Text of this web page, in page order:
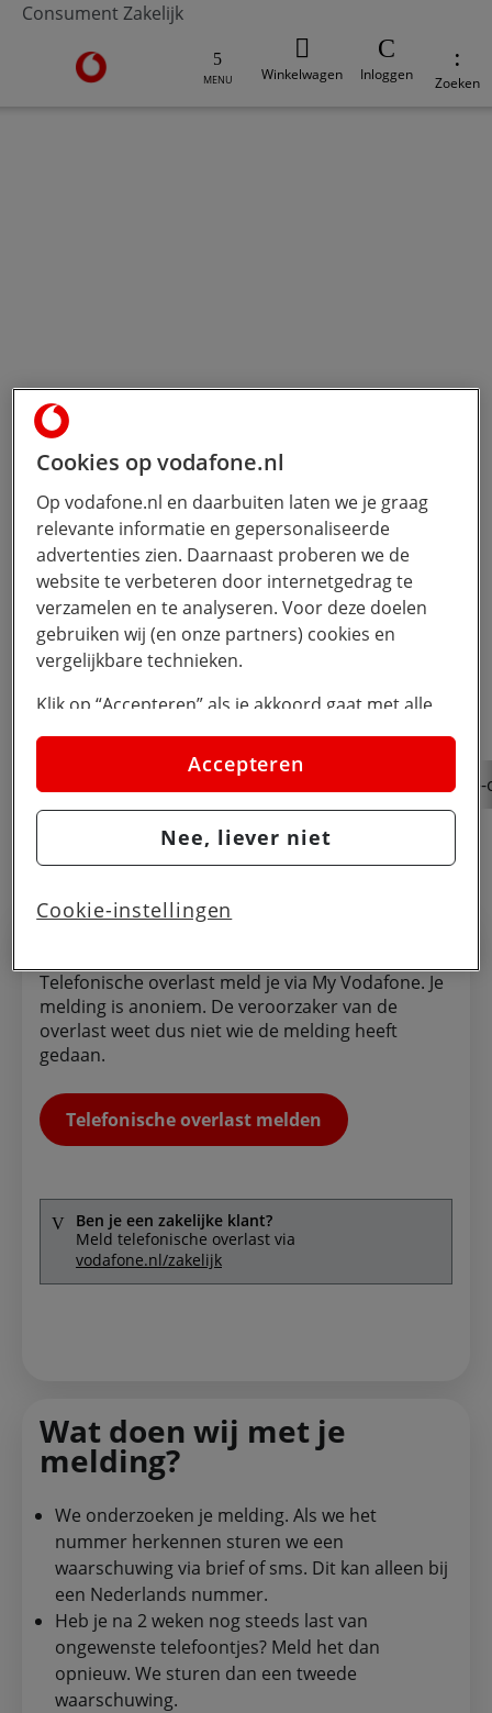
Consument Zakelijk
Ga naar de Vodafone homepage
MENU Winkelwagen Inloggen Zoeken
Telefonische overlast meld je via My Vodafone. Je
melding is anoniem. De veroorzaker van de
overlast weet dus niet wie de melding heeft
gedaan.
Telefonische overlast melden
Ben je een zakelijke klant?
Meld telefonische overlast via
vodafone.nl/zakelijk
Wat doen wij met je
melding?
We onderzoeken je melding. Als we het
nummer herkennen sturen we een
waarschuwing via brief of sms. Dit kan alleen bij
een Nederlands nummer.
Heb je na 2 weken nog steeds last van
ongewenste telefoontjes? Meld het dan
opnieuw. We sturen dan een tweede
waarschuwing.
Cookies op vodafone.nl
Op vodafone.nl en daarbuiten laten we je graag
relevante informatie en gepersonaliseerde
advertenties zien. Daarnaast proberen we de
website te verbeteren door internetgedrag te
verzamelen en te analyseren. Voor deze doelen
gebruiken wij (en onze partners) cookies en
vergelijkbare technieken.
Klik op “Accepteren” als je akkoord gaat met alle
cookies. Kies je voor “Nee, liever niet”, dan
plaatsen we alleen strikt noodzakelijke cookies om
de website goed te laten werken. Dat betekent dat
we geen vormen van personalisatie toepassen.
Via cookie instellingen kan je zelf bepalen welke
wijzigen of intrekken op de
Accepteren
Nee, liever niet
Cookie-instellingen